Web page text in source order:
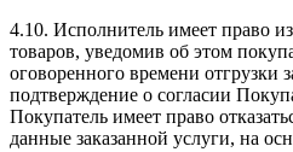
4.10. Исполнитель имеет право
товаров, уведомив об этом
оговоренного времени отгрузки
подтверждение о согласии
Покупатель имеет право
данные заказанной услуги, на